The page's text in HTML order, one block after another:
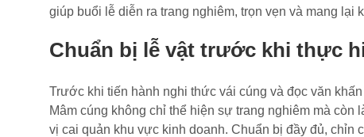
giúp buổi lễ diễn ra trang nghiêm, trọn vẹn và mang lại
Chuẩn bị lễ vật trước khi thực
Trước khi tiến hành nghi thức vái cúng và đọc văn
Mâm cúng không chỉ thể hiện sự trang nghiêm mà
vị cai quản khu vực kinh doanh. Chuẩn bị đầy đủ, chỉn